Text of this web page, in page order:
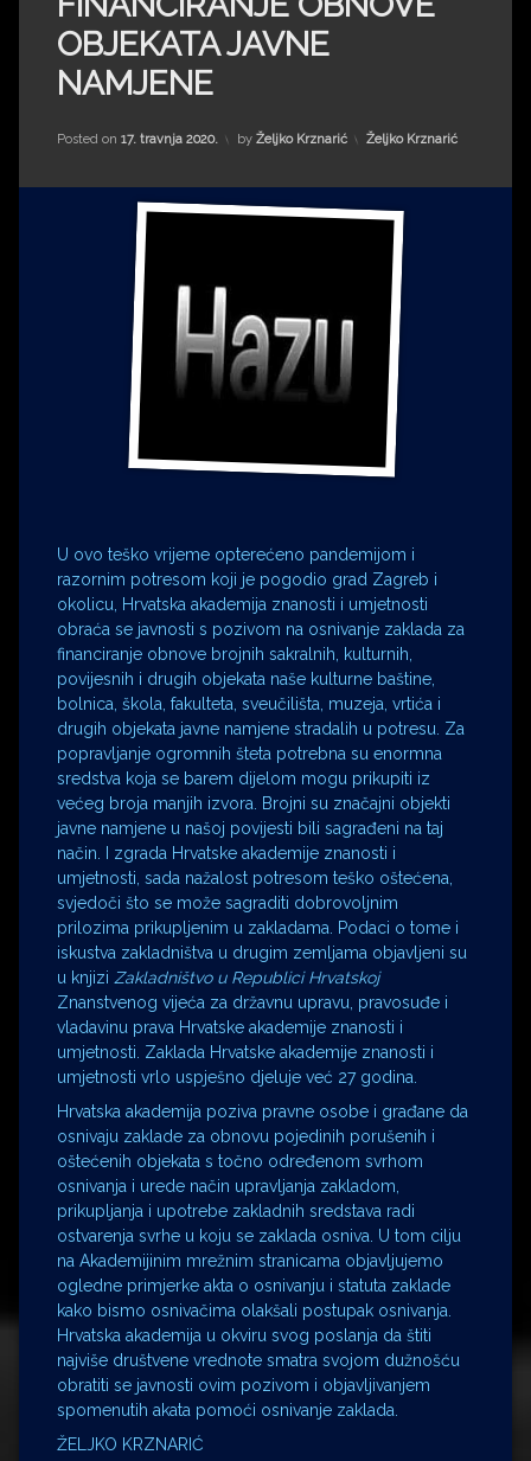
Impressum
Milenko Strižak
Drugi autori
Drugi autori
Željko Krznarić
Mario Lovreković
Miroslav Šantek
OBJEKATA JAVNE
NAMJENE
Posted on 17. travnja 2020. by Željko Krznarić Kategorije:
Željko Krznarić
U ovo teško vrijeme opterećeno pandemijom i
razornim potresom koji je pogodio grad Zagreb i
okolicu, Hrvatska akademija znanosti i umjetnosti
obraća se javnosti s pozivom na osnivanje zaklada za
financiranje obnove brojnih sakralnih, kulturnih,
povijesnih i drugih objekata naše kulturne baštine,
bolnica, škola, fakulteta, sveučilišta, muzeja, vrtića i
drugih objekata javne namjene stradalih u potresu. Za
popravljanje ogromnih šteta potrebna su enormna
sredstva koja se barem dijelom mogu prikupiti iz
većeg broja manjih izvora. Brojni su značajni objekti
javne namjene u našoj povijesti bili sagrađeni na taj
način. I zgrada Hrvatske akademije znanosti i
umjetnosti, sada nažalost potresom teško oštećena,
svjedoči što se može sagraditi dobrovoljnim
prilozima prikupljenim u zakladama. Podaci o tome i
iskustva zakladništva u drugim zemljama objavljeni su
u knjizi Zakladništvo u Republici Hrvatskoj
Znanstvenog vijeća za državnu upravu, pravosuđe i
vladavinu prava Hrvatske akademije znanosti i
umjetnosti. Zaklada Hrvatske akademije znanosti i
umjetnosti vrlo uspješno djeluje već 27 godina.
Hrvatska akademija poziva pravne osobe i građane da
osnivaju zaklade za obnovu pojedinih porušenih i
oštećenih objekata s točno određenom svrhom
osnivanja i urede način upravljanja zakladom,
prikupljanja i upotrebe zakladnih sredstava radi
ostvarenja svrhe u koju se zaklada osniva. U tom cilju
na Akademijinim mrežnim stranicama objavljujemo
ogledne primjerke akta o osnivanju i statuta zaklade
kako bismo osnivačima olakšali postupak osnivanja.
Hrvatska akademija u okviru svog poslanja da štiti
najviše društvene vrednote smatra svojom dužnošću
obratiti se javnosti ovim pozivom i objavljivanjem
spomenutih akata pomoći osnivanje zaklada.
ŽELJKO KRZNARIĆ